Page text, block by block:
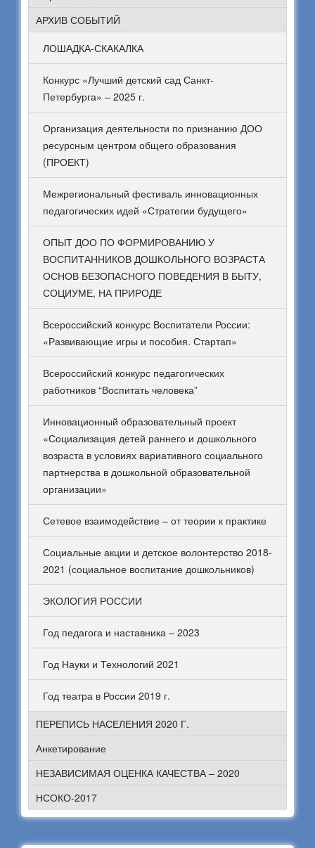
АРХИВ СОБЫТИЙ
ЛОШАДКА-СКАКАЛКА
Конкурс «Лучший детский сад Санкт-
Петербурга» – 2025 г.
Организация деятельности по признанию ДОО
ресурсным центром общего образования
(ПРОЕКТ)
Межрегиональный фестиваль инновационных
педагогических идей «Стратегии будущего»
ОПЫТ ДОО ПО ФОРМИРОВАНИЮ У
ВОСПИТАННИКОВ ДОШКОЛЬНОГО ВОЗРАСТА
ОСНОВ БЕЗОПАСНОГО ПОВЕДЕНИЯ В БЫТУ,
СОЦИУМЕ, НА ПРИРОДЕ
Всероссийский конкурс Воспитатели России:
«Развивающие игры и пособия. Стартап»
Всероссийский конкурс педагогических
работников “Воспитать человека”
Инновационный образовательный проект
«Социализация детей раннего и дошкольного
возраста в условиях вариативного социального
партнерства в дошкольной образовательной
организации»
Сетевое взаимодействие – от теории к практике
Социальные акции и детское волонтерство 2018-
2021 (социальное воспитание дошкольников)
ЭКОЛОГИЯ РОССИИ
Год педагога и наставника – 2023
Год Науки и Технологий 2021
Год театра в России 2019 г.
ПЕРЕПИСЬ НАСЕЛЕНИЯ 2020 Г.
Анкетирование
НЕЗАВИСИМАЯ ОЦЕНКА КАЧЕСТВА – 2020
НСОКО-2017